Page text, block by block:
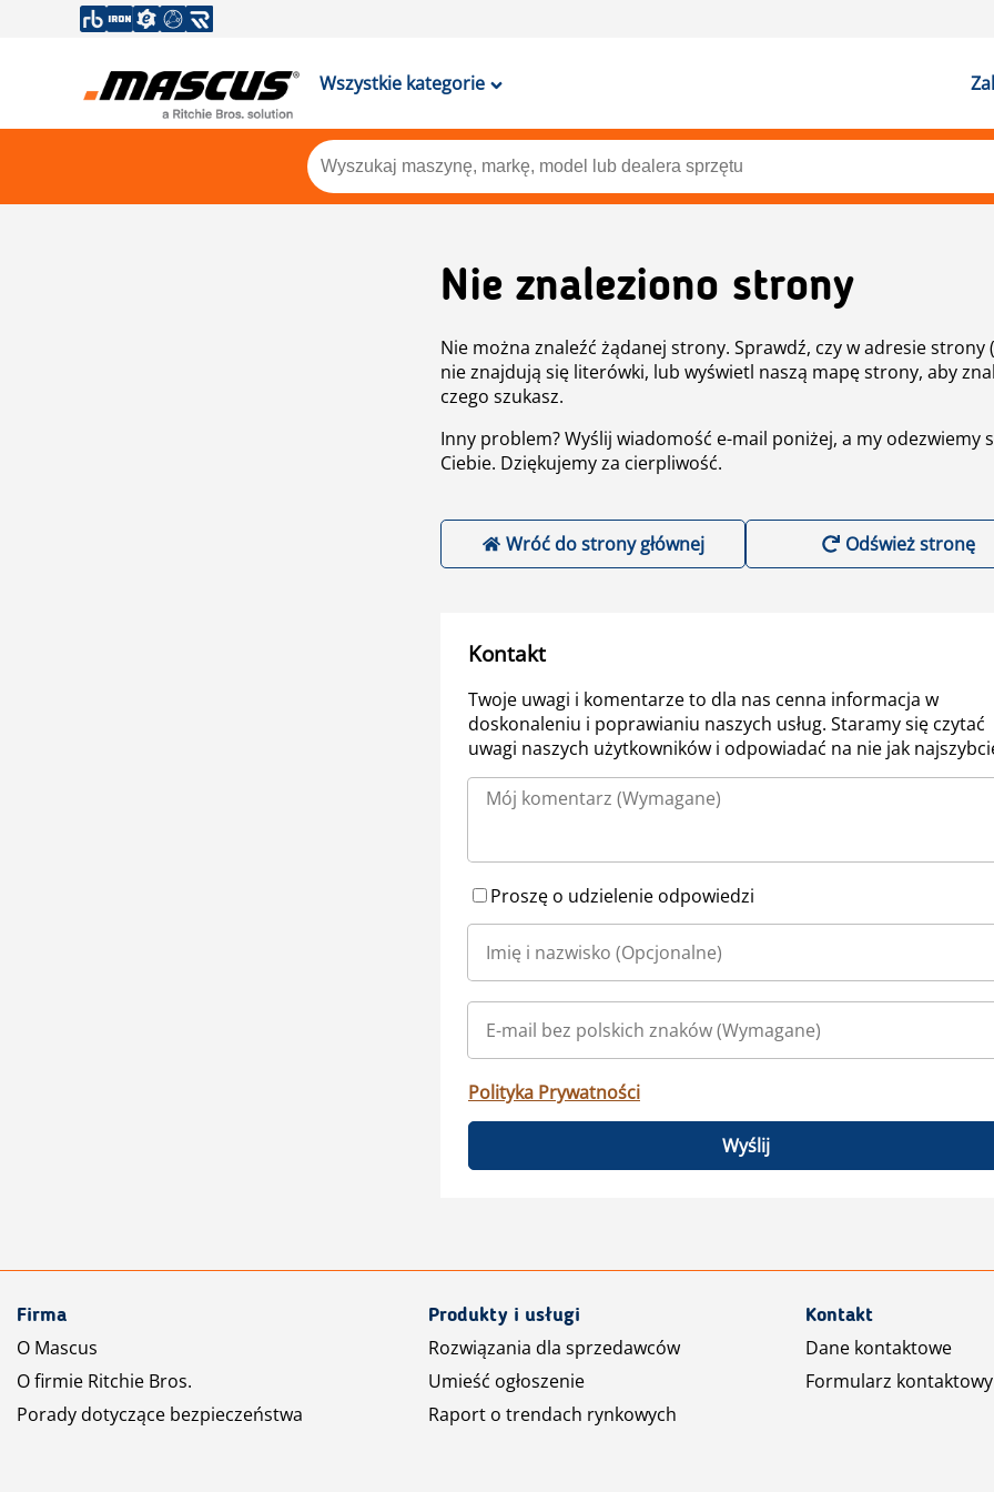
Wszystkie kategorie
Nie znaleziono strony
Nie można znaleźć żądanej strony. Sprawdź, czy w adresie strony
nie znajdują się literówki, lub wyświetl naszą mapę strony, aby
czego szukasz.
Inny problem? Wyślij wiadomość e-mail poniżej, a my odezwiemy
Ciebie. Dziękujemy za cierpliwość.
Wróć do strony głównej Odśwież stronę
Kontakt
Twoje uwagi i komentarze to dla nas cenna informacja w
doskonaleniu i poprawianiu naszych usług. Staramy się czytać
uwagi naszych użytkowników i odpowiadać na nie jak
Proszę o udzielenie odpowiedzi
Polityka Prywatności
Wyślij
Firma
O Mascus
O firmie Ritchie Bros.
Porady dotyczące bezpieczeństwa
Produkty i usługi
Rozwiązania dla sprzedawców
Umieść ogłoszenie
Raport o trendach rynkowych
Kontakt
Dane kontaktowe
Formularz kontaktowy